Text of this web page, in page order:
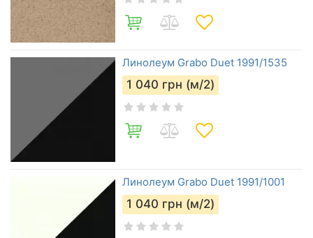
Линолеум Grabo Duet 1991/1535
1 040 грн (м/2)
Линолеум Grabo Duet 1991/1001
1 040 грн (м/2)